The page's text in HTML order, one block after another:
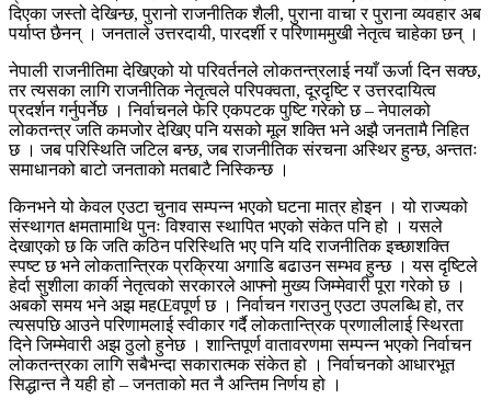
दिएका जस्तो देखिन्छ, पुरानो राजनीतिक शैली, पुराना वाचा र पुराना व्यवहार अब
पर्याप्त छैनन् । जनताले उत्तरदायी, पारदर्शी र परिणाममुखी नेतृत्व चाहेका छन् ।
नेपाली राजनीतिमा देखिएको यो परिवर्तनले लोकतन्त्रलाई नयाँ ऊर्जा दिन सक्छ,
तर त्यसका लागि राजनीतिक नेतृत्वले परिपक्वता, दूरदृष्टि र उत्तरदायित्व
प्रदर्शन गर्नुपर्नेछ । निर्वाचनले फेरि एकपटक पुष्टि गरेको छ – नेपालको
लोकतन्त्र जति कमजोर देखिए पनि यसको मूल शक्ति भने अझै जनतामै निहित
छ । जब परिस्थिति जटिल बन्छ, जब राजनीतिक संरचना अस्थिर हुन्छ, अन्ततः
समाधानको बाटो जनताको मतबाटै निस्किन्छ ।
किनभने यो केवल एउटा चुनाव सम्पन्न भएको घटना मात्र होइन । यो राज्यको
संस्थागत क्षमतामाथि पुनः विश्वास स्थापित भएको संकेत पनि हो । यसले
देखाएको छ कि जति कठिन परिस्थिति भए पनि यदि राजनीतिक इच्छाशक्ति
स्पष्ट छ भने लोकतान्त्रिक प्रक्रिया अगाडि बढाउन सम्भव हुन्छ । यस दृष्टिले
हेर्दा सुशीला कार्की नेतृत्वको सरकारले आफ्नो मुख्य जिम्मेवारी पूरा गरेको छ ।
अबको समय भने अझ महŒवपूर्ण छ । निर्वाचन गराउनु एउटा उपलब्धि हो, तर
त्यसपछि आउने परिणामलाई स्वीकार गर्दै लोकतान्त्रिक प्रणालीलाई स्थिरता
दिने जिम्मेवारी अझ ठुलो हुनेछ । शान्तिपूर्ण वातावरणमा सम्पन्न भएको निर्वाचन
लोकतन्त्रका लागि सबैभन्दा सकारात्मक संकेत हो । निर्वाचनको आधारभूत
सिद्धान्त नै यही हो – जनताको मत नै अन्तिम निर्णय हो ।